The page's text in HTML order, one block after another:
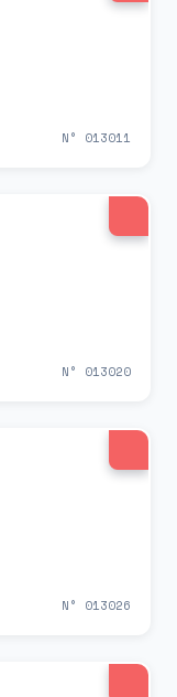
N° 013011
N° 013020
N° 013026